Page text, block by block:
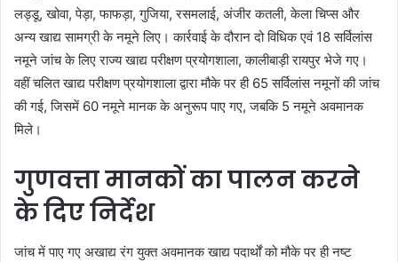
लड्डू, खोवा, पेड़ा, फाफड़ा, गुजिया, रसमलाई, अंजीर कतली, केला चिप्स और
अन्य खाद्य सामग्री के नमूने लिए। कार्रवाई के दौरान दो विधिक एवं 18 सर्विलांस
नमूने जांच के लिए राज्य खाद्य परीक्षण प्रयोगशाला, कालीबाड़ी रायपुर भेजे गए।
वहीं चलित खाद्य परीक्षण प्रयोगशाला द्वारा मौके पर ही 65 सर्विलांस नमूनों की जांच
की गई, जिसमें 60 नमूने मानक के अनुरूप पाए गए, जबकि 5 नमूने अवमानक
मिले।
गुणवत्ता मानकों का पालन करने
के दिए निर्देश
जांच में पाए गए अखाद्य रंग युक्त अवमानक खाद्य पदार्थों को मौके पर ही नष्ट